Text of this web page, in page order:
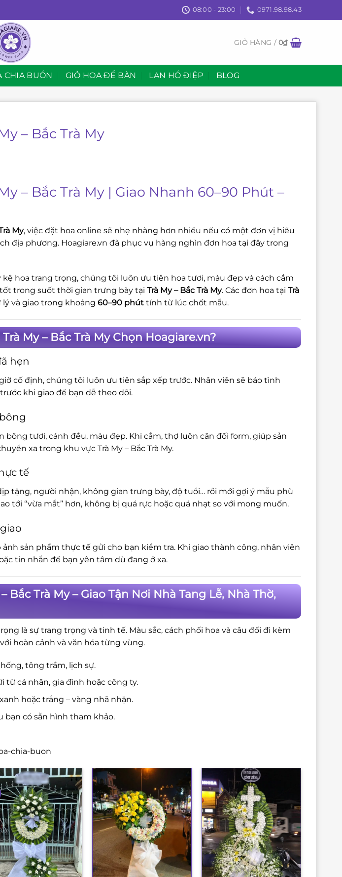
08:00 - 23:00 0971.98.98.43
GIỎ HÀNG /0₫
CHIA BUỒN GIỎ HOA ĐỂ BÀN LAN HỒ ĐIỆP BLOG
– Bắc Trà My
– Bắc Trà My | Giao Nhanh 60–90 Phút –
My, việc đặt hoa online sẽ nhẹ nhàng hơn nhiều nếu có một đơn vị hiểu
địa phương. Hoagiare.vn đã phục vụ hàng nghìn đơn hoa tại đây trong
kệ hoa trang trọng, chúng tôi luôn ưu tiên hoa tươi, màu đẹp và cách cắm
trong suốt thời gian trưng bày tại Trà My – Bắc Trà My. Các đơn hoa tại Trà
và giao trong khoảng 60–90 phút tính từ lúc chốt mẫu.
My – Bắc Trà My Chọn Hoagiare.vn?
hẹn
cố định, chúng tôi luôn ưu tiên sắp xếp trước. Nhân viên sẽ báo tình
khi giao để bạn dễ theo dõi.
bông tươi, cánh đều, màu đẹp. Khi cắm, thợ luôn cân đối form, giúp sản
xa trong khu vực Trà My – Bắc Trà My.
tế
tặng, người nhận, không gian trưng bày, độ tuổi… rồi mới gợi ý mẫu phù
tới “vừa mắt” hơn, không bị quá rực hoặc quá nhạt so với mong muốn.
ảnh sản phẩm thực tế gửi cho bạn kiểm tra. Khi giao thành công, nhân viên
tin nhắn để bạn yên tâm dù đang ở xa.
Bắc Trà My – Giao Tận Nơi Nhà Tang Lễ, Nhà Thờ,
là sự trang trọng và tinh tế. Màu sắc, cách phối hoa và câu đối đi kèm
hoàn cảnh và văn hóa từng vùng.
tông trầm, lịch sự.
từ cá nhân, gia đình hoặc công ty.
hoặc trắng – vàng nhã nhặn.
bạn có sẵn hình tham khảo.
chia-buon